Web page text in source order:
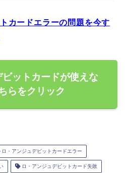
カードエラーの問題を今す
ットカードが使えな
らをクリック
ロ・アンジュデビットカードエラー
ロ・アンジュデビットカード失敗